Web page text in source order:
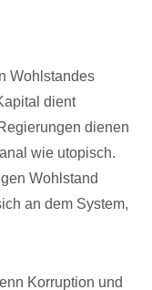
Wohlstandes
dient
dienen
wie utopisch.
Wohlstand
an dem System,
Korruption und